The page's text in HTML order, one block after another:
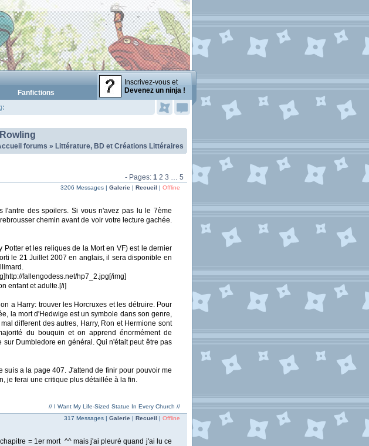
Inscrivez-vous et
Devenez un ninja !
Fanfictions
forums » Littérature, BD et Créations Littéraires
- Pages: 1 2 3 … 5
3206 Messages | Galerie | Recueil | Offline
l'antre des spoilers. Si vous n'avez pas lu le 7ème
chemin avant de voir votre lecture gachée.
Potter et les reliques de la Mort en VF) est le dernier
le 21 Juillet 2007 en anglais, il sera disponible en
fallengodess.net/hp7_2.jpg[/img]
enfant et adulte.[/i]
a Harry: trouver les Horcruxes et les détruire. Pour
la mort d'Hedwige est un symbole dans son genre,
different des autres, Harry, Ron et Hermione sont
du bouquin et on apprend énormément de
Dumbledore en général. Qui n'était peut être pas
suis a la page 407. J'attend de finir pour pouvoir me
je ferai une critique plus détaillée à la fin.
// I Want My Life-Sized Statue In Every Church //
317 Messages | Galerie | Recueil | Offline
= 1er mort ^^ mais j'ai pleuré quand j'ai lu ce